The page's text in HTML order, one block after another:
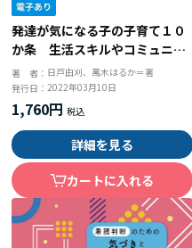
発達が気になる子の子育て１０
か条 生活スキルやコミュニケ
ーションを伸ばすコツ
著 者： 日戸由刈、萬木はるか＝著
発行日：2022年03月10日
1,760円
詳細を見る
カートに入れる